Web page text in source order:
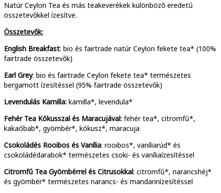
Natúr Ceylon Tea és más teakeverékek különböző eredetű
összetevőkkel ízesítve.
Összetevők:
English Breakfast: bio és fairtrade natúr Ceylon fekete tea* (100%
fairtrade összetevők)
Earl Grey: bio és fairtrade Ceylon fekete tea* természetes
bergamott ízesítéssel (95% fairtrade összetevők)
Levendulás Kamilla: kamilla*, levendula*
Fehér Tea Kókusszal és Maracujával: fehér tea*, citromfű*,
kakaóbab*, gyömbér*, kókusz*, maracuja
Csokoládés Rooibos és Vanília: rooibos*, vaníliarúd* és
csokoládédarabok* természetes csoki- és vaníliaízesítéssel
Citromfű Tea Gyömbérrel és Citrusokkal: citromfű*, narancshéj*
és gyömbér* természetes narancs- és mandarinízesítéssel